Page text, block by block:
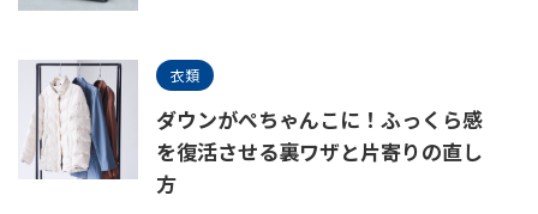
衣類
ダウンがぺちゃんこに！ふっくら感
を復活させる裏ワザと片寄りの直し
方